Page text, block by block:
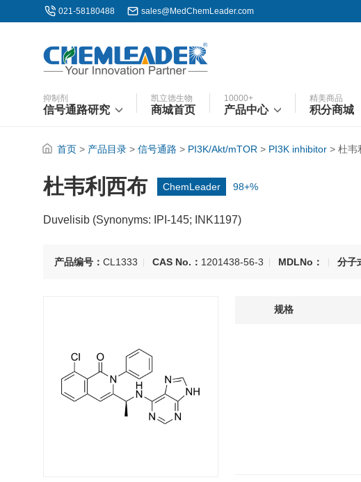
021-58180488 sales@MedChemLeader.com
抑制剂
信号通路研究
凯立德生物
商城首页
10000+
产品中心
精美商品
积分商城
首页 > 产品目录 > 信号通路 > PI3K/Akt/mTOR > PI3K inhibitor > 杜韦
杜韦利西布 ChemLeader 98+%
Duvelisib (Synonyms: IPI-145; INK1197)
产品编号： CL1333 CAS No.： 1201438-56-3 MDLNo： 分子
规格